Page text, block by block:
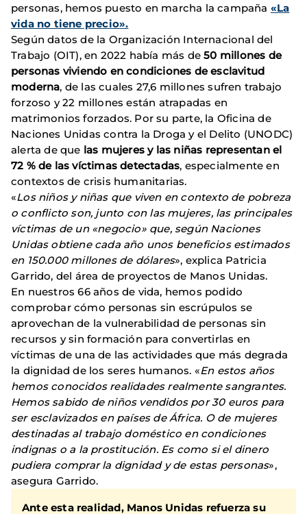
personas, hemos puesto en marcha la campaña «La
vida no tiene precio».
Según datos de la Organización Internacional del
Trabajo (OIT), en 2022 había más de50 millones de
personas viviendo en condiciones de esclavitud
moderna, de las cuales 27,6 millones sufren trabajo
forzoso y 22 millones están atrapadas en
matrimonios forzados. Por su parte, la Oficina de
Naciones Unidas contra la Droga y el Delito (UNODC)
alerta de que las mujeres y las niñas representan el
72 % de las víctimas detectadas, especialmente en
contextos de crisis humanitarias.
«Los niños y niñas que viven en contexto de pobreza
o conflicto son, junto con las mujeres, las principales
víctimas de un «negocio» que, según Naciones
Unidas obtiene cada año unos beneficios estimados
en 150.000 millones de dólares», explica Patricia
Garrido, del área de proyectos de Manos Unidas.
En nuestros 66 años de vida, hemos podido
comprobar cómo personas sin escrúpulos se
aprovechan de la vulnerabilidad de personas sin
recursos y sin formación para convertirlas en
víctimas de una de las actividades que más degrada
la dignidad de los seres humanos. «En estos años
hemos conocidos realidades realmente sangrantes.
Hemos sabido de niños vendidos por 30 euros para
ser esclavizados en países de África. O de mujeres
destinadas al trabajo doméstico en condiciones
indignas o a la prostitución. Es como si el dinero
pudiera comprar la dignidad y de estas personas»,
asegura Garrido.
Ante esta realidad, Manos Unidas refuerza su